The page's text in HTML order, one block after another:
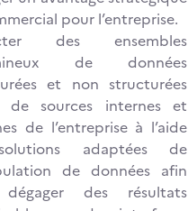
pour l’entreprise.
des ensembles
de données
et non structurées
de sources internes et
de l’entreprise à l’aide
adaptées de
de données afin
dégager des résultats